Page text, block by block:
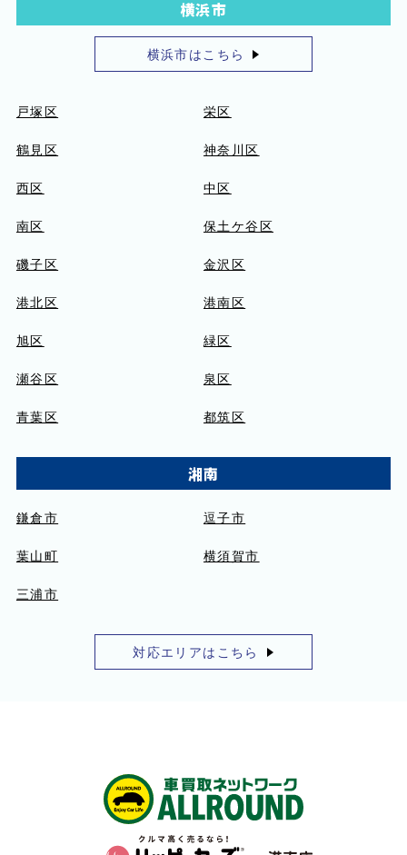
横浜市
横浜市はこちら
戸塚区 栄区
鶴見区 神奈川区
西区 中区
南区 保土ケ谷区
磯子区 金沢区
港北区 港南区
旭区 緑区
瀬谷区 泉区
青葉区 都筑区
湘南
鎌倉市 逗子市
葉山町 横須賀市
三浦市
対応エリアはこちら